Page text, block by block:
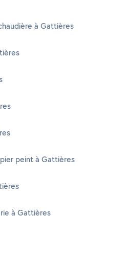
à Gattières
peint à Gattières
à Gattières